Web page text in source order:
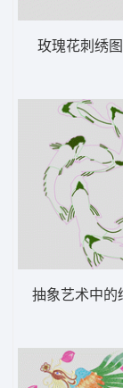
玫瑰花刺绣图
抽象艺术中的